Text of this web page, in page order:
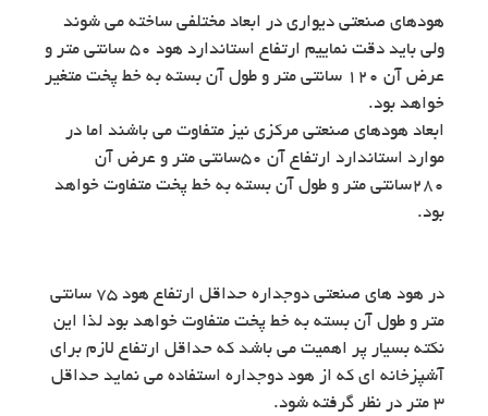
هودهای صنعتی دیواری در ابعاد مختلفی ساخته می شوند
ولی باید دقت نماییم ارتفاع استاندارد هود ۵۰ سانتی متر و
عرض آن ۱۲۰ سانتی متر و طول آن بسته به خط پخت متغیر
خواهد بود.
ابعاد هودهای صنعتی مرکزی نیز متفاوت می باشند اما در
موارد استاندارد ارتفاع آن ۵۰سانتی متر و عرض آن
۲۸۰سانتی متر و طول آن بسته به خط پخت متفاوت خواهد
بود.
در هود های صنعتی دوجداره حداقل ارتفاع هود ۷۵ سانتی
متر و طول آن بسته به خط پخت متفاوت خواهد بود لذا این
نکته بسیار پر اهمیت می باشد که حداقل ارتفاع لازم برای
آشپزخانه ای که از هود دوجداره استفاده می نماید حداقل
۳ متر در نظر گرفته شود.